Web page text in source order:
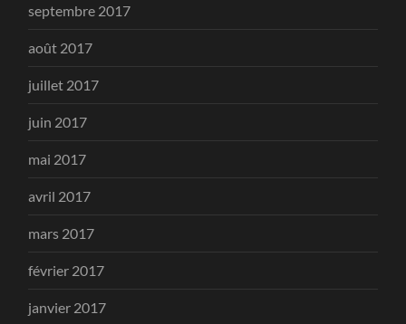
septembre 2017
août 2017
juillet 2017
juin 2017
mai 2017
avril 2017
mars 2017
février 2017
janvier 2017